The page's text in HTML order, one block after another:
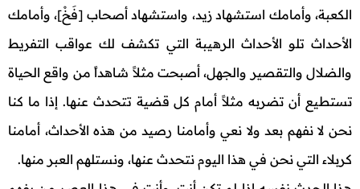
الكعبة، وأمامك استشهاد زيد، واستشهاد أصحاب [فَخْ]، وأمامك
الأحداث تلو الأحداث الرهيبة التي تكشف لك عواقب التفريط
والضلال والتقصير والجهل، أصبحت مثلاً شاهداً من واقع الحياة
تستطيع أن تضربه مثلاً أمام كل قضية تتحدث عنها. إذا ما كنا
نحن لا نفهم بعد ولا نعي وأمامنا رصيد من هذه الأحداث، أمامنا
كربلاء التي نحن في هذا اليوم نتحدث عنها، ونستلهم العبر منها.